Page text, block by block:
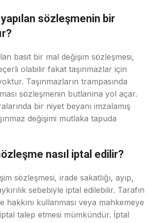
sözleşmenin bir
basit bir mal değişim sözleşmesi,
olabilir fakat taşınmazlar için
Taşınmazların trampasında
sözleşmenin butlanına yol açar.
bir niyet beyanı imzalamış
değişimi mutlaka tapuda
nasıl iptal edilir?
sözleşmesi, irade sakatlığı, ayıp,
sebebiyle iptal edilebilir. Tarafın
hakkını kullanması veya mahkemeye
talep etmesi mümkündür. İptal